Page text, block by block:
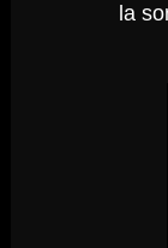
la